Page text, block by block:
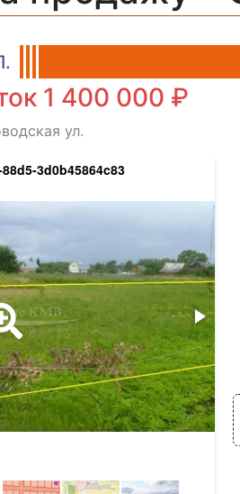
1 400 000 ₽
ул.
3d0b45864c83